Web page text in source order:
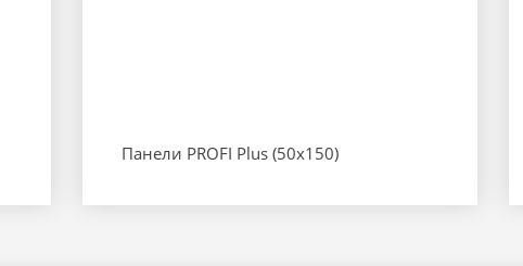
Панели PROFI Plus (50х150)